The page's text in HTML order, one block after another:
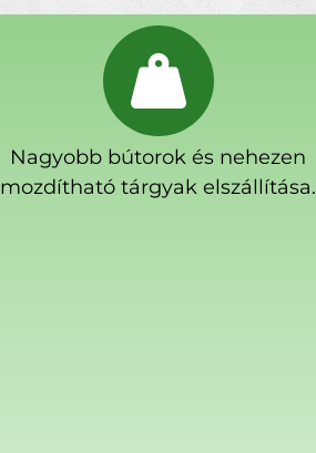
Nagyobb bútorok és nehezen
mozdítható tárgyak elszállítása.